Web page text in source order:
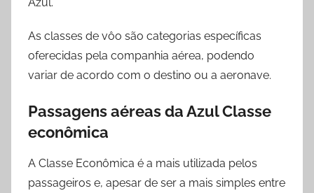
As classes de vôo são categorias específicas
oferecidas pela companhia aérea, podendo
variar de acordo com o destino ou a aeronave.
Passagens aéreas da Azul Classe
econômica
A Classe Econômica é a mais utilizada pelos
passageiros e, apesar de ser a mais simples entre